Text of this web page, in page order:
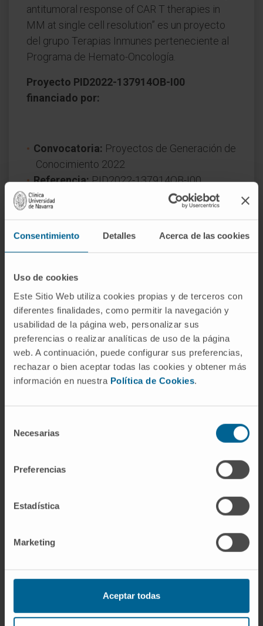
Consentimiento Detalles Acerca de las cookies
Uso de cookies
Este Sitio Web utiliza cookies propias y de terceros con
diferentes finalidades, como permitir la navegación y
usabilidad de la página web, personalizar sus
preferencias o realizar analíticas de uso de la página
web. A continuación, puede configurar sus preferencias,
rechazar o bien aceptar todas las cookies y obtener más
información en nuestra Política de Cookies.
Necesarias
Preferencias
Estadística
Marketing
Aceptar todas
antitumoral response of CAR T therapies in
MM at single cell resolution” es un proyecto
del grupo Terapias Inmunes perteneciente al
Programa de Hemato-Oncología.
Proyecto PID2022-137914OB-I00
financiado por:
Convocatoria: Proyectos de Generación de
Conocimiento 2022
Referencia:PID2022-137914OB-I00
Duración:
Fecha inicio:
1 de septiembre de 2023
¿Necesita más información?
Darse de alta en nuestro boletín